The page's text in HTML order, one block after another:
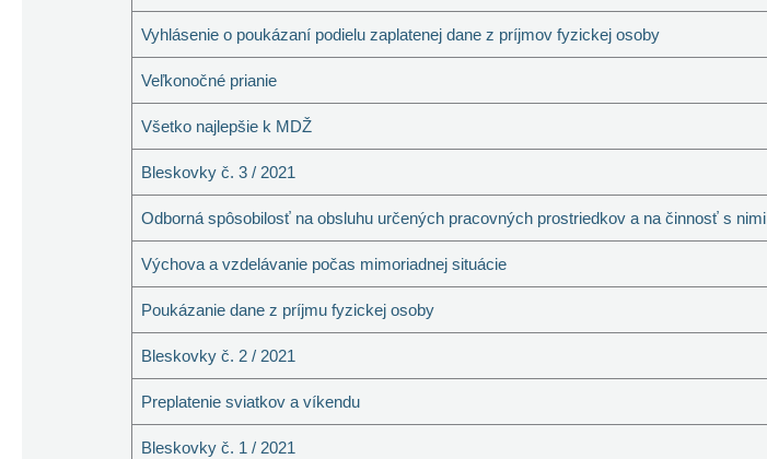
Vyhlásenie o poukázaní podielu zaplatenej dane z príjmov fyzickej osoby
Veľkonočné prianie
Všetko najlepšie k MDŽ
Bleskovky č. 3 / 2021
Odborná spôsobilosť na obsluhu určených pracovných prostriedkov a na činnosť s nimi
Výchova a vzdelávanie počas mimoriadnej situácie
Poukázanie dane z príjmu fyzickej osoby
Bleskovky č. 2 / 2021
Preplatenie sviatkov a víkendu
Bleskovky č. 1 / 2021